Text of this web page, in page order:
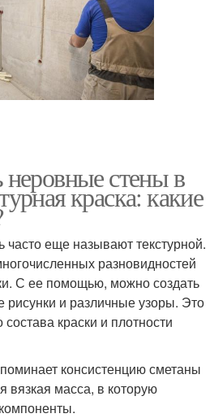
неровные стены в
краска: какие
часто еще называют текстурной.
разновидностей
С ее помощью, можно создать
и различные узоры. Это
краски и плотности
консистенцию сметаны
вязкая масса, в которую